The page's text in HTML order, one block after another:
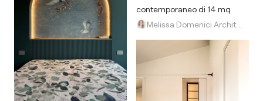
contemporaneo di 14 mq